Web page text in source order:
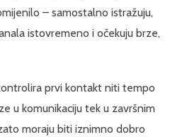
– samostalno istražuju,
istovremeno i očekuju brze,
prvi kontakt niti tempo
u komunikaciju tek u završnim
moraju biti iznimno dobro